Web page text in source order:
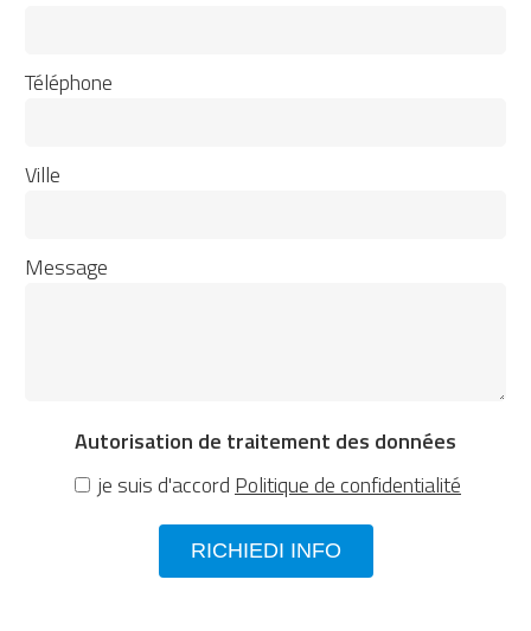
Téléphone
Ville
Message
Autorisation de traitement des données
je suis d'accord Politique de confidentialité
RICHIEDI INFO